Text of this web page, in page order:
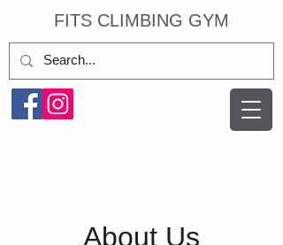
​FITS CLIMBING GYM
About Us